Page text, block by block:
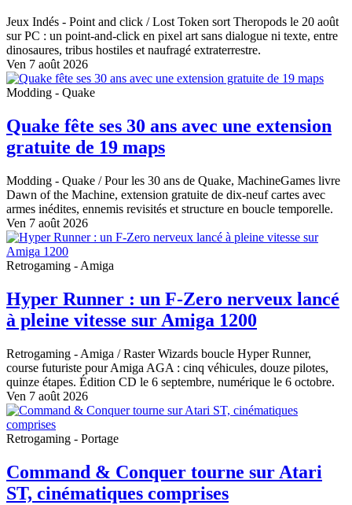
Jeux Indés - Point and click / Lost Token sort Theropods le 20 août
sur PC : un point-and-click en pixel art sans dialogue ni texte, entre
dinosaures, tribus hostiles et naufragé extraterrestre.
Ven 7 août 2026
Modding - Quake
Quake fête ses 30 ans avec une extension
gratuite de 19 maps
Modding - Quake / Pour les 30 ans de Quake, MachineGames livre
Dawn of the Machine, extension gratuite de dix-neuf cartes avec
armes inédites, ennemis revisités et structure en boucle temporelle.
Ven 7 août 2026
Retrogaming - Amiga
Hyper Runner : un F-Zero nerveux lancé
à pleine vitesse sur Amiga 1200
Retrogaming - Amiga / Raster Wizards boucle Hyper Runner,
course futuriste pour Amiga AGA : cinq véhicules, douze pilotes,
quinze étapes. Édition CD le 6 septembre, numérique le 6 octobre.
Ven 7 août 2026
Retrogaming - Portage
Command & Conquer tourne sur Atari
ST, cinématiques comprises